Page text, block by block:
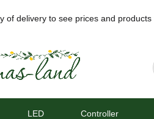
of delivery to see prices and products
LED Controller